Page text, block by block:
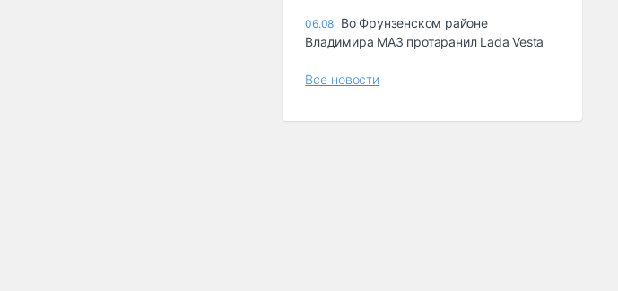
06.08 Во Фрунзенском районе
Владимира МАЗ протаранил Lada Vesta
Все новости